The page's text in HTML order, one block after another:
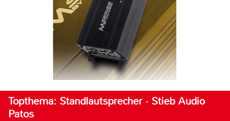
Topthema: Standlautsprecher · Stieb Audio
Patos